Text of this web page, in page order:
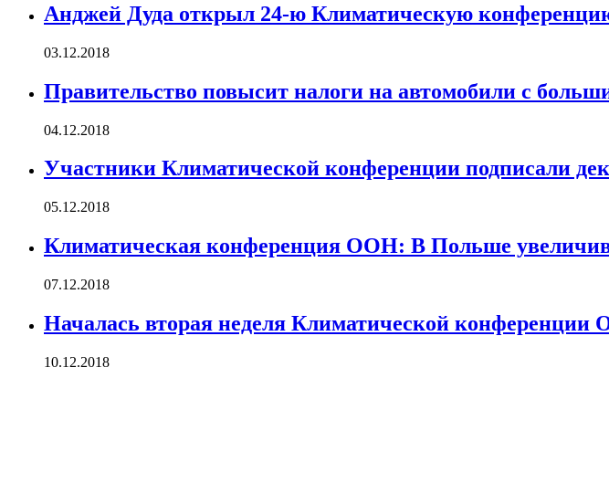
Анджей Дуда открыл 24-ю Климатическую
03.12.2018
Правительство повысит налоги на автомобили с
04.12.2018
Участники Климатической конференции подписали
05.12.2018
Климатическая конференция ООН: В Польше
07.12.2018
Началась вторая неделя Климатической конференции
10.12.2018